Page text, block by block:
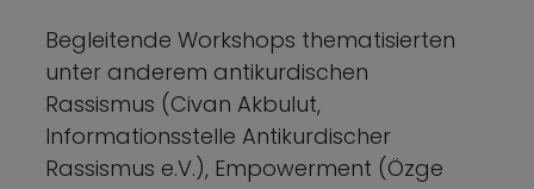
Begleitende Workshops thematisierten
unter anderem antikurdischen
Rassismus (Civan Akbulut,
Informationsstelle Antikurdischer
Rassismus e.V.), Empowerment (Özge